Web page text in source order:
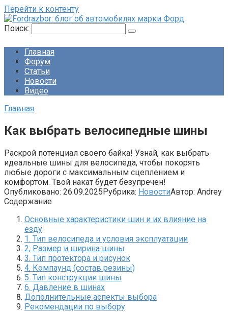
Перейти к контенту
Поиск:
Главная
Форум
Статьи
Новости
Видео
Главная
Как выбрать велосипедные шины
Раскрой потенциал своего байка! Узнай, как выбрать
идеальные шины для велосипеда, чтобы покорять
любые дороги с максимальным сцеплением и
комфортом. Твой накат будет безупречен!
Опубликовано: 26.09.2025Рубрика: НовостиАвтор: Andrey
Содержание
Основные характеристики шин и их влияние на
езду
1. Тип велосипеда и условия эксплуатации
2; Размер и ширина шины
3. Тип протектора и рисунок
4. Компаунд (состав резины)
5. Тип конструкции шины
6. Давление в шинах
Дополнительные аспекты выбора
Рекомендации по выбору